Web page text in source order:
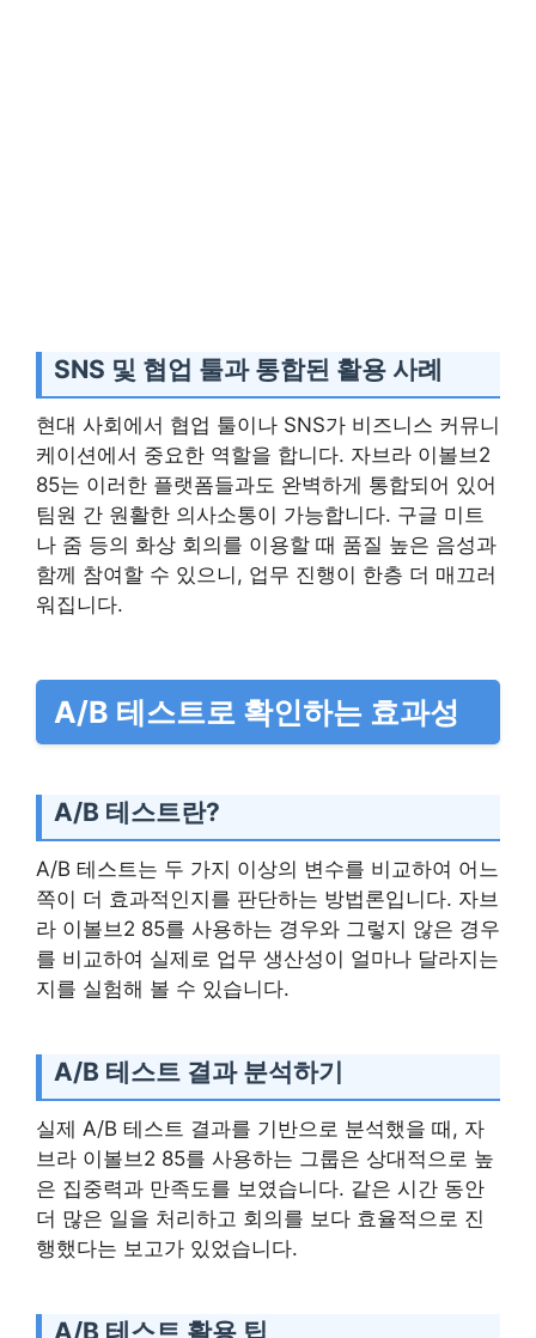
SNS 및 협업 툴과 통합된 활용 사례
현대 사회에서 협업 툴이나 SNS가 비즈니스 커뮤니
케이션에서 중요한 역할을 합니다. 자브라 이볼브2
85는 이러한 플랫폼들과도 완벽하게 통합되어 있어
팀원 간 원활한 의사소통이 가능합니다. 구글 미트
나 줌 등의 화상 회의를 이용할 때 품질 높은 음성과
함께 참여할 수 있으니, 업무 진행이 한층 더 매끄러
워집니다.
A/B 테스트로 확인하는 효과성
A/B 테스트란?
A/B 테스트는 두 가지 이상의 변수를 비교하여 어느
쪽이 더 효과적인지를 판단하는 방법론입니다. 자브
라 이볼브2 85를 사용하는 경우와 그렇지 않은 경우
를 비교하여 실제로 업무 생산성이 얼마나 달라지는
지를 실험해 볼 수 있습니다.
A/B 테스트 결과 분석하기
실제 A/B 테스트 결과를 기반으로 분석했을 때, 자
브라 이볼브2 85를 사용하는 그룹은 상대적으로 높
은 집중력과 만족도를 보였습니다. 같은 시간 동안
더 많은 일을 처리하고 회의를 보다 효율적으로 진
행했다는 보고가 있었습니다.
A/B 테스트 활용 팁